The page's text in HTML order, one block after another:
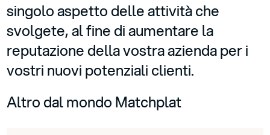
singolo aspetto delle attività che
svolgete, al fine di aumentare la
reputazione della vostra azienda per i
vostri nuovi potenziali clienti.
Altro dal mondo Matchplat